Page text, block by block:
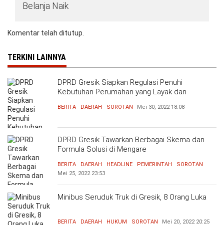
Belanja Naik
Komentar telah ditutup.
TERKINI LAINNYA
DPRD Gresik Siapkan Regulasi Penuhi
Kebutuhan Perumahan yang Layak dan
BERITA DAERAH SOROTAN Mei 30, 2022 18:08
DPRD Gresik Tawarkan Berbagai Skema dan
Formula Solusi di Mengare
BERITA DAERAH HEADLINE PEMERINTAH
SOROTAN
Mei 25, 2022 23:53
Minibus Seruduk Truk di Gresik, 8 Orang Luka
BERITA DAERAH HUKUM SOROTAN Mei 20, 2022 20:25